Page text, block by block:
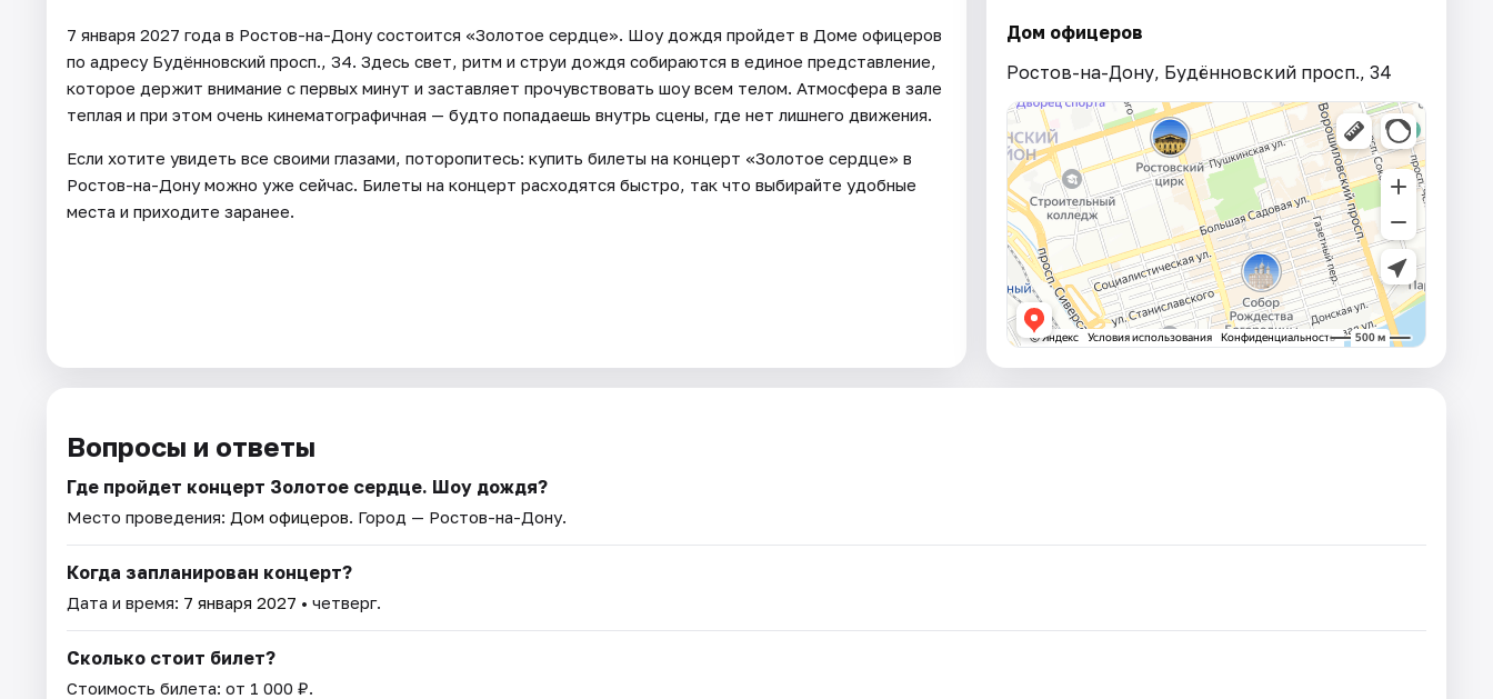
7 января 2027 года в Ростов-на-Дону состоится «Золотое сердце». Шоу дождя пройдет в Доме офицеров
по адресу Будённовский просп., 34. Здесь свет, ритм и струи дождя собираются в единое представление,
которое держит внимание с первых минут и заставляет прочувствовать шоу всем телом. Атмосфера в зале
теплая и при этом очень кинематографичная — будто попадаешь внутрь сцены, где нет лишнего движения.
Если хотите увидеть все своими глазами, поторопитесь: купить билеты на концерт «Золотое сердце» в
Ростов-на-Дону можно уже сейчас. Билеты на концерт расходятся быстро, так что выбирайте удобные
места и приходите заранее.
Дом офицеров
Ростов-на-Дону, Будённовский просп., 34
Вопросы и ответы
Где пройдет концерт Золотое сердце. Шоу дождя?
Место проведения: Дом офицеров. Город — Ростов-на-Дону.
Когда запланирован концерт?
Дата и время: 7 января 2027 • четверг.
Сколько стоит билет?
Стоимость билета: от 1 000 ₽.